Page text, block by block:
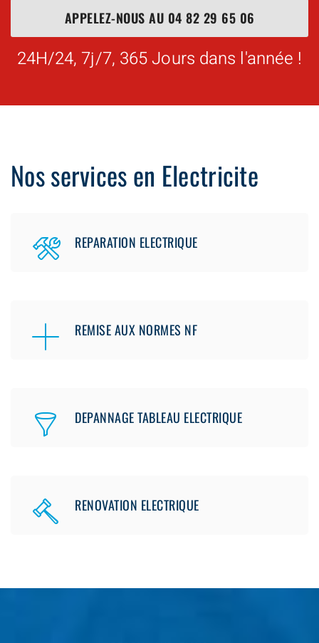
APPELEZ-NOUS AU 04 82 29 65 06
24H/24, 7j/7, 365 Jours dans l'année !
Nos services en Electricite
REPARATION ELECTRIQUE
REMISE AUX NORMES NF
DEPANNAGE TABLEAU ELECTRIQUE
RENOVATION ELECTRIQUE